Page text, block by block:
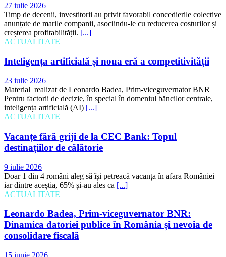
27 iulie 2026
Timp de decenii, investitorii au privit favorabil concedierile colective
anunțate de marile companii, asociindu-le cu reducerea costurilor și
creșterea profitabilității. [...]
ACTUALITATE
Inteligența artificială și noua eră a competitivității
23 iulie 2026
Material realizat de Leonardo Badea, Prim-viceguvernator BNR
Pentru factorii de decizie, în special în domeniul băncilor centrale,
inteligența artificială (AI) [...]
ACTUALITATE
Vacanțe fără griji de la CEC Bank: Topul
destinațiilor de călătorie
9 iulie 2026
Doar 1 din 4 români aleg să își petreacă vacanța în afara României
iar dintre aceștia, 65% și-au ales ca [...]
ACTUALITATE
Leonardo Badea, Prim-viceguvernator BNR:
Dinamica datoriei publice în România și nevoia de
consolidare fiscală